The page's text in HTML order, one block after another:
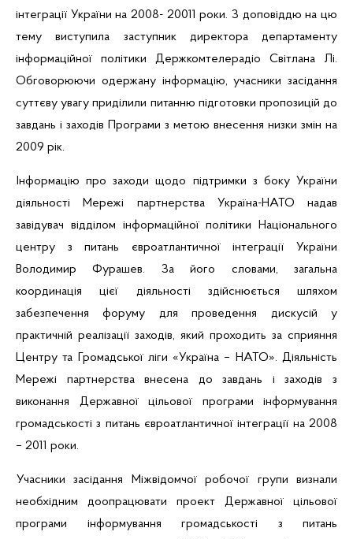
інтеграції України на 2008- 20011 роки. З доповіддю на цю
тему виступила заступник директора департаменту
інформаційної політики Держкомтелерадіо Світлана Лі.
Обговорюючи одержану інформацію, учасники засідання
суттєву увагу приділили питанню підготовки пропозицій до
завдань і заходів Програми з метою внесення низки змін на
2009 рік.
Інформацію про заходи щодо підтримки з боку України
діяльності Мережі партнерства Україна-НАТО надав
завідувач відділом інформаційної політики Національного
центру
з питань євроатлантичної інтеграції України
ВолодимирФурашев. За його словами, загальна
координація цієї діяльності здійснюється шляхом
забезпечення форуму для проведення дискусій у
практичній реалізації заходів, який проходить за сприяння
Центру та Громадської ліги «Україна – НАТО». Діяльність
Мережі партнерства внесена до завдань і заходів з
виконання Державної цільової програми інформування
громадськості з питань євроатлантичної інтеграції на 2008
– 2011 роки.
Учасники засідання Міжвідомчої робочої групи визнали
необхідним доопрацювати проект Державної цільової
програми інформування громадськості з питань